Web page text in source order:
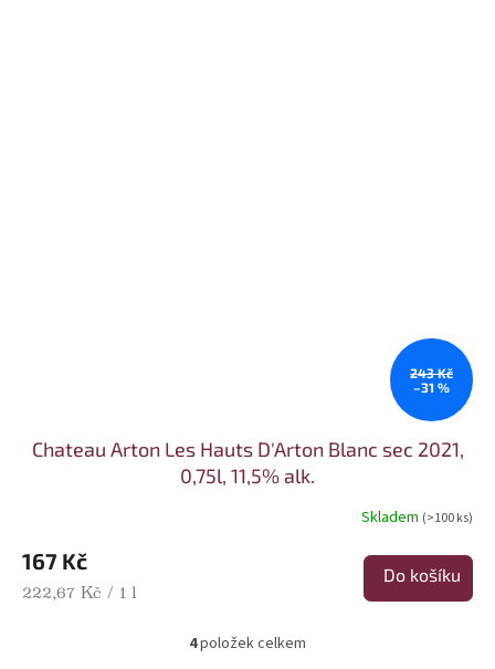
243 Kč
–31 %
Chateau Arton Les Hauts D'Arton Blanc sec 2021,
0,75l, 11,5% alk.
Skladem (>100 ks)
167 Kč
Měrná cena:
222,67 Kč / 1 l
Do košíku
Ovládací prvky výpisu
4položek celkem